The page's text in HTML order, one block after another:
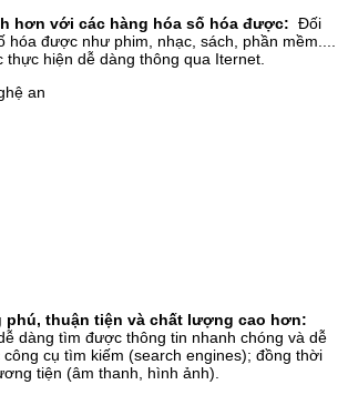
hơn với các hàng hóa số hóa được: Đối
hóa được như phim, nhạc, sách, phần mềm....
hiện dễ dàng thông qua Iternet.
phú, thuận tiện và chất lượng cao hơn:
dàng tìm được thông tin nhanh chóng và dễ
cụ tìm kiếm (search engines); đồng thời
tiện (âm thanh, hình ảnh).